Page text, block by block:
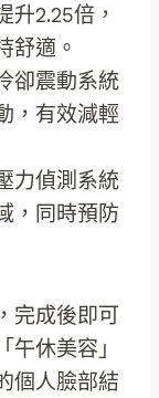
升2.25倍，
舒適。
卻震動系統
，有效減輕
力偵測系統
，同時預防
完成後即可
休美容」
個人臉部結